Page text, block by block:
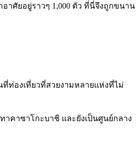
อาศัยอยู่ราวๆ 1,000 ตัว ที่นี่จึงถูกขนาน
ท่องเที่ยวที่สวยงามหลายแห่งที่ไม่
คาซาโกะบาชิ และยังเป็นศูนย์กลาง